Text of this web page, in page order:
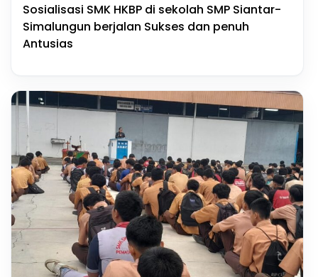
Sosialisasi SMK HKBP di sekolah SMP Siantar-
Simalungun berjalan Sukses dan penuh
Antusias